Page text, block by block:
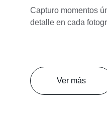
Capturo momentos
detalle en cada
Ver más